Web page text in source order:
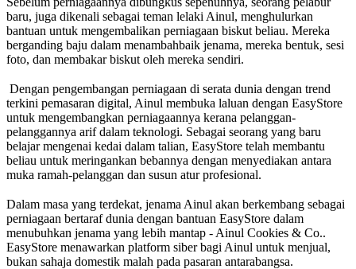
baru, juga dikenali sebagai teman lelaki Ainul, menghulurkan
bantuan untuk mengembalikan perniagaan biskut beliau. Mereka
berganding baju dalam menambahbaik jenama, mereka bentuk, sesi
foto, dan membakar biskut oleh mereka sendiri.
Dengan pengembangan perniagaan di serata dunia dengan trend
terkini pemasaran digital, Ainul membuka laluan dengan EasyStore
untuk mengembangkan perniagaannya kerana pelanggan-
pelanggannya arif dalam teknologi. Sebagai seorang yang baru
belajar mengenai kedai dalam talian, EasyStore telah membantu
beliau untuk meringankan bebannya dengan menyediakan antara
muka ramah-pelanggan dan susun atur profesional.
Dalam masa yang terdekat, jenama Ainul akan berkembang sebagai
perniagaan bertaraf dunia dengan bantuan EasyStore dalam
menubuhkan jenama yang lebih mantap - Ainul Cookies & Co..
EasyStore menawarkan platform siber bagi Ainul untuk menjual,
bukan sahaja domestik malah pada pasaran antarabangsa.